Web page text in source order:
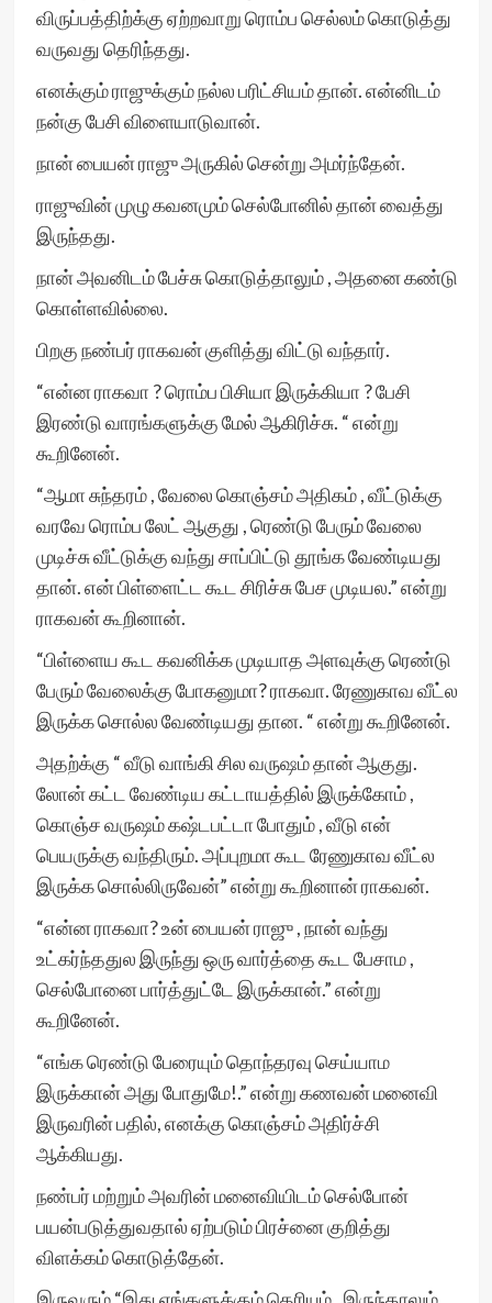
விருப்பத்திற்க்கு ஏற்றவாறு ரொம்ப செல்லம் கொடுத்து
வருவது தெரிந்தது.
எனக்கும் ராஜுக்கும் நல்ல பரிட்சியம் தான். என்னிடம்
நன்கு பேசி விளையாடுவான்.
நான் பையன் ராஜு அருகில் சென்று அமர்ந்தேன்.
ராஜுவின் முழு கவனமும் செல்போனில் தான் வைத்து
இருந்தது.
நான் அவனிடம் பேச்சு கொடுத்தாலும் , அதனை கண்டு
கொள்ளவில்லை.
பிறகு நண்பர் ராகவன் குளித்து விட்டு வந்தார்.
“என்ன ராகவா ? ரொம்ப பிசியா இருக்கியா ? பேசி
இரண்டு வாரங்களுக்கு மேல் ஆகிரிச்சு. “ என்று
கூறினேன்.
“ஆமா சுந்தரம் , வேலை கொஞ்சம் அதிகம் , வீட்டுக்கு
வரவே ரொம்ப லேட் ஆகுது , ரெண்டு பேரும் வேலை
முடிச்சு வீட்டுக்கு வந்து சாப்பிட்டு தூங்க வேண்டியது
தான். என் பிள்ளைட்ட கூட சிரிச்சு பேச முடியல.” என்று
ராகவன் கூறினான்.
“பிள்ளைய கூட கவனிக்க முடியாத அளவுக்கு ரெண்டு
பேரும் வேலைக்கு போகனுமா? ராகவா. ரேணுகாவ வீட்ல
இருக்க சொல்ல வேண்டியது தான. “ என்று கூறினேன்.
அதற்க்கு “ வீடு வாங்கி சில வருஷம் தான் ஆகுது.
லோன் கட்ட வேண்டிய கட்டாயத்தில் இருக்கோம் ,
கொஞ்ச வருஷம் கஷ்டபட்டா போதும் , வீடு என்
பெயருக்கு வந்திரும். அப்புறமா கூட ரேணுகாவ வீட்ல
இருக்க சொல்லிருவேன்” என்று கூறினான் ராகவன்.
“என்ன ராகவா? உன் பையன் ராஜு , நான் வந்து
உட்கர்ந்ததுல இருந்து ஒரு வார்த்தை கூட பேசாம ,
செல்போனை பார்த்துட்டே இருக்கான்.” என்று
கூறினேன்.
“எங்க ரெண்டு பேரையும் தொந்தரவு செய்யாம
இருக்கான் அது போதுமே!.” என்று கணவன் மனைவி
இருவரின் பதில், எனக்கு கொஞ்சம் அதிர்ச்சி
ஆக்கியது.
நண்பர் மற்றும் அவரின் மனைவியிடம் செல்போன்
பயன்படுத்துவதால் ஏற்படும் பிரச்னை குறித்து
விளக்கம் கொடுத்தேன்.